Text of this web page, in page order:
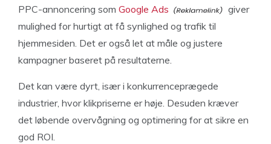
PPC-annoncering som Google Ads
giver
mulighed for hurtigt at få synlighed og trafik til
hjemmesiden. Det er også let at måle og justere
kampagner baseret på resultaterne.
Det kan være dyrt, især i konkurrenceprægede
industrier, hvor klikpriserne er høje. Desuden kræver
det løbende overvågning og optimering for at sikre en
god ROI.